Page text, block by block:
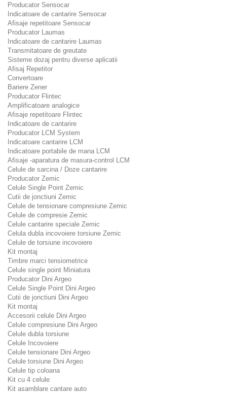
Producator Sensocar
Indicatoare de cantarire Sensocar
Afisaje repetitoare Sensocar
Producator Laumas
Indicatoare de cantarire Laumas
Transmitatoare de greutate
Sisteme dozaj pentru diverse aplicatii
Afisaj Repetitor
Convertoare
Bariere Zener
Producator Flintec
Amplificatoare analogice
Afisaje repetitoare Flintec
Indicatoare de cantarire
Producator LCM System
Indicatoare cantarire LCM
Indicatoare portabile de mana LCM
Afisaje -aparatura de masura-control LCM
Celule de sarcina / Doze cantarire
Producator Zemic
Celule Single Point Zemic
Cutii de jonctiuni Zemic
Celule de tensionare compresiune Zemic
Celule de compresie Zemic
Celule cantarire speciale Zemic
Celula dubla incovoiere torsiune Zemic
Celule de torsiune incovoiere
Kit montaj
Timbre marci tensiometrice
Celule single point Miniatura
Producator Dini Argeo
Celule Single Point Dini Argeo
Cutii de jonctiuni Dini Argeo
Kit montaj
Accesorii celule Dini Argeo
Celule compresiune Dini Argeo
Celule dubla torsiune
Celule Incovoiere
Celule tensionare Dini Argeo
Celule torsiune Dini Argeo
Celule tip coloana
Kit cu 4 celule
Kit asamblare cantare auto